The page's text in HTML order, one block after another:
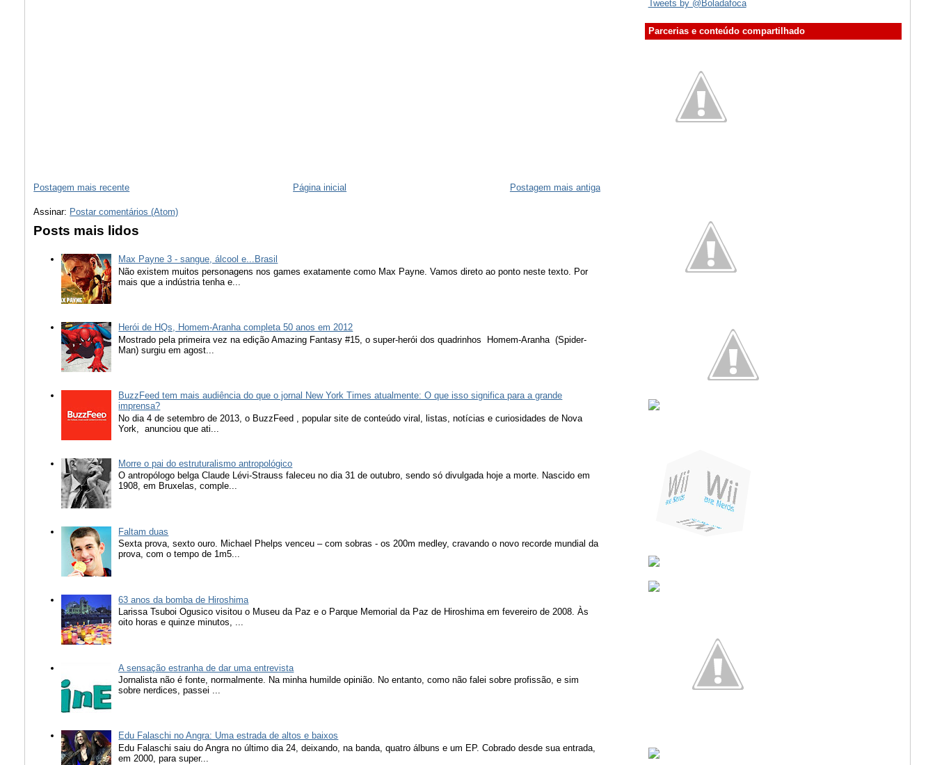
Postagem mais recente Postagem mais antiga
Página inicial
Assinar: Postar comentários (Atom)
Posts mais lidos
Max Payne 3 - sangue, álcool e...Brasil
Não existem muitos personagens nos games exatamente como Max Payne. Vamos direto ao ponto neste texto. Por
mais que a indústria tenha e...
Herói de HQs, Homem-Aranha completa 50 anos em 2012
Mostrado pela primeira vez na edição Amazing Fantasy #15, o super-herói dos quadrinhos Homem-Aranha (Spider-
Man) surgiu em agost...
BuzzFeed tem mais audiência do que o jornal New York Times atualmente: O que isso significa para a grande
imprensa?
No dia 4 de setembro de 2013, o BuzzFeed , popular site de conteúdo viral, listas, notícias e curiosidades de Nova
York, anunciou que ati...
Morre o pai do estruturalismo antropológico
O antropólogo belga Claude Lévi-Strauss faleceu no dia 31 de outubro, sendo só divulgada hoje a morte. Nascido em
1908, em Bruxelas, comple...
Faltam duas
Sexta prova, sexto ouro. Michael Phelps venceu – com sobras - os 200m medley, cravando o novo recorde mundial da
prova, com o tempo de 1m5...
63 anos da bomba de Hiroshima
Larissa Tsuboi Ogusico visitou o Museu da Paz e o Parque Memorial da Paz de Hiroshima em fevereiro de 2008. Às
oito horas e quinze minutos, ...
A sensação estranha de dar uma entrevista
Jornalista não é fonte, normalmente. Na minha humilde opinião. No entanto, como não falei sobre profissão, e sim
sobre nerdices, passei ...
Edu Falaschi no Angra: Uma estrada de altos e baixos
Edu Falaschi saiu do Angra no último dia 24, deixando, na banda, quatro álbuns e um EP. Cobrado desde sua entrada,
em 2000, para super...
Tweets by @Boladafoca
Parcerias e conteúdo compartilhado